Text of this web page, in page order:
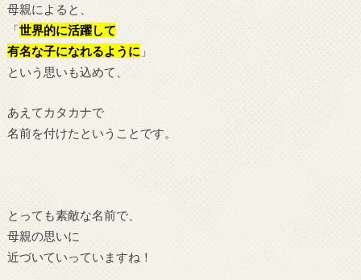
母親によると、
「世界的に活躍して
有名な子になれるように 」
という思いも込めて、
あえてカタカナで
名前を付けたということです。
とっても素敵な名前で、
母親の思いに
近づいていっていますね！